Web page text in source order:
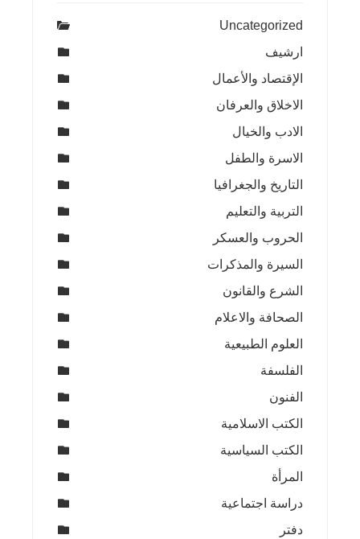
Uncategorized
ارشيف
الإقتصاد والأعمال
الاخلاق والعرفان
الادب والخيال
الاسرة والطفل
التاريخ والجغرافيا
التربية والتعليم
الحروب والعسكر
السيرة والمذكرات
الشرع والقانون
الصحافة والاعلام
العلوم الطبيعية
الفلسفة
الفنون
الكتب الاسلامية
الكتب السياسية
المرأة
دراسة اجتماعية
دفتر